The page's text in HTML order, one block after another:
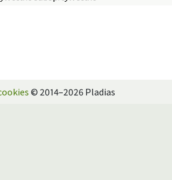
© 2014–2026 Pladias